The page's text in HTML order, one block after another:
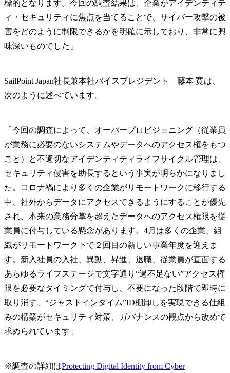
標的となります。今回の調査結果は、企業がアイデンティテ
ィ・セキュリティに焦点を当てることで、サイバー攻撃の被
害をどのように制限できるかを明確に示しており、非常に興
味深いものでした」
SailPoint Japan社長兼本社バイスプレジデント 藤本 寛は、
次のように述べています。
「今回の調査によって、オーバープロビジョニング（従業員
が業務に必要のないシステムやデータへのアクセス権をもつ
こと）と不適切なアイデンティティライフサイクル管理は、
セキュリティ侵害を助長するという事実が明らかになりまし
た。コロナ禍により多くの企業がリモートワークに移行する
中、社外からデータにアクセスできるようにすることが優先
され、本来の業務分掌を超えたデータへのアクセス権限を従
業員に付与している懸念があります。4月は多くの企業、組
織がリモートワーク下で２回目の新しい事業年度を迎えま
す。新入社員の入社、異動、昇進、退職、従業員が直面する
あらゆるライフステージで文字通り“過不足ない”アクセス権
限を必要なタイミングで付与し、不要になった段階で即時に
取り消す、“ジャストインタイム”ID棚卸しを実現できる仕組
みの構築がセキュリティ対策、ガバナンスの観点から改めて
求められています」
※調査の詳細はProtecting Digital Identity from Cyber